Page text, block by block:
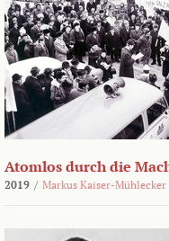
Atomlos durch die
2019 / Markus Kaiser-Mühlecker